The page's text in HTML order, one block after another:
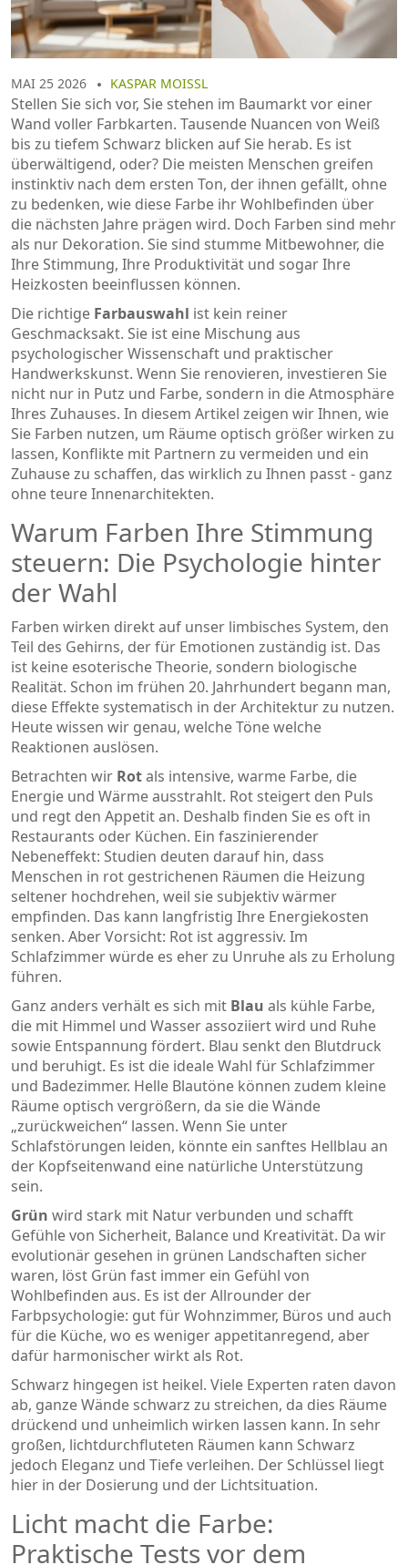
MAI 25 2026 KASPAR MOISSL
Stellen Sie sich vor, Sie stehen im Baumarkt vor einer
Wand voller Farbkarten. Tausende Nuancen von Weiß
bis zu tiefem Schwarz blicken auf Sie herab. Es ist
überwältigend, oder? Die meisten Menschen greifen
instinktiv nach dem ersten Ton, der ihnen gefällt, ohne
zu bedenken, wie diese Farbe ihr Wohlbefinden über
die nächsten Jahre prägen wird. Doch Farben sind mehr
als nur Dekoration. Sie sind stumme Mitbewohner, die
Ihre Stimmung, Ihre Produktivität und sogar Ihre
Heizkosten beeinflussen können.
Die richtige Farbauswahl ist kein reiner
Geschmacksakt. Sie ist eine Mischung aus
psychologischer Wissenschaft und praktischer
Handwerkskunst. Wenn Sie renovieren, investieren Sie
nicht nur in Putz und Farbe, sondern in die Atmosphäre
Ihres Zuhauses. In diesem Artikel zeigen wir Ihnen, wie
Sie Farben nutzen, um Räume optisch größer wirken zu
lassen, Konflikte mit Partnern zu vermeiden und ein
Zuhause zu schaffen, das wirklich zu Ihnen passt - ganz
ohne teure Innenarchitekten.
Warum Farben Ihre Stimmung
steuern: Die Psychologie hinter
der Wahl
Farben wirken direkt auf unser limbisches System, den
Teil des Gehirns, der für Emotionen zuständig ist. Das
ist keine esoterische Theorie, sondern biologische
Realität. Schon im frühen 20. Jahrhundert begann man,
diese Effekte systematisch in der Architektur zu nutzen.
Heute wissen wir genau, welche Töne welche
Reaktionen auslösen.
Betrachten wir Rotals intensive, warme Farbe, die
Energie und Wärme ausstrahlt. Rot steigert den Puls
und regt den Appetit an. Deshalb finden Sie es oft in
Restaurants oder Küchen. Ein faszinierender
Nebeneffekt: Studien deuten darauf hin, dass
Menschen in rot gestrichenen Räumen die Heizung
seltener hochdrehen, weil sie subjektiv wärmer
empfinden. Das kann langfristig Ihre Energiekosten
senken. Aber Vorsicht: Rot ist aggressiv. Im
Schlafzimmer würde es eher zu Unruhe als zu Erholung
führen.
Ganz anders verhält es sich mit Blau als kühle Farbe,
die mit Himmel und Wasser assoziiert wird und Ruhe
sowie Entspannung fördert. Blau senkt den Blutdruck
und beruhigt. Es ist die ideale Wahl für Schlafzimmer
und Badezimmer. Helle Blautöne können zudem kleine
Räume optisch vergrößern, da sie die Wände
„zurückweichen“ lassen. Wenn Sie unter
Schlafstörungen leiden, könnte ein sanftes Hellblau an
der Kopfseitenwand eine natürliche Unterstützung
sein.
Grün wird stark mit Natur verbunden und schafft
Gefühle von Sicherheit, Balance und Kreativität. Da wir
evolutionär gesehen in grünen Landschaften sicher
waren, löst Grün fast immer ein Gefühl von
Wohlbefinden aus. Es ist der Allrounder der
Farbpsychologie: gut für Wohnzimmer, Büros und auch
für die Küche, wo es weniger appetitanregend, aber
dafür harmonischer wirkt als Rot.
Schwarz hingegen ist heikel. Viele Experten raten davon
ab, ganze Wände schwarz zu streichen, da dies Räume
drückend und unheimlich wirken lassen kann. In sehr
großen, lichtdurchfluteten Räumen kann Schwarz
jedoch Eleganz und Tiefe verleihen. Der Schlüssel liegt
hier in der Dosierung und der Lichtsituation.
Licht macht die Farbe:
Praktische Tests vor dem